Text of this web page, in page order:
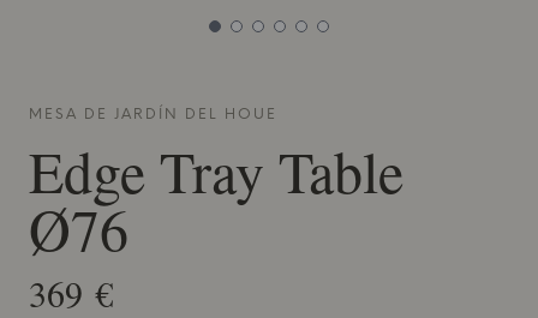
MESA DE JARDÍN DEL HOUE
Edge Tray Table
Ø76
369 €